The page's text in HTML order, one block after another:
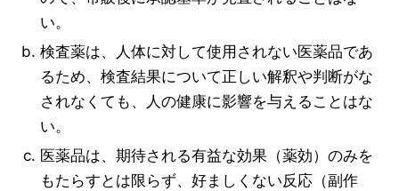
い。
検査薬は、人体に対して使用されない医薬品であ
るため、検査結果について正しい解釈や判断がな
されなくても、人の健康に影響を与えることはな
い。
医薬品は、期待される有益な効果（薬効）のみを
もたらすとは限らず、好ましくない反応（副作